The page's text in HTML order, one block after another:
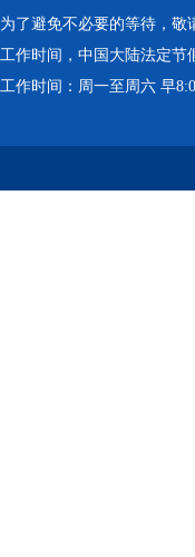
为了避免不必要的等待，敬
工作时间，中国大陆法定节
工作时间：周一至周六 早